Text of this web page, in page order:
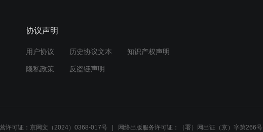
协议声明
用户协议 历史协议文本 知识产权声明
隐私政策 反盗链声明
许可证：京网文（2024）0368-017号 网络出版服务许可证：（署）网出证（京）字第266号